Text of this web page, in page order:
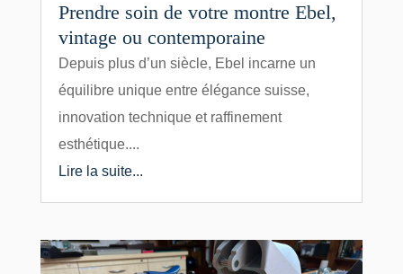
Prendre soin de votre montre Ebel,
vintage ou contemporaine
Depuis plus d’un siècle, Ebel incarne un
équilibre unique entre élégance suisse,
innovation technique et raffinement
esthétique....
Lire la suite...